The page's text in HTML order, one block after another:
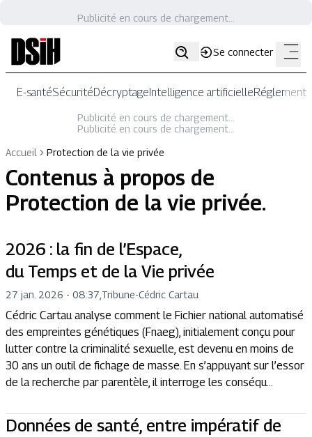
Publicité en cours de chargement...
Se connecter
E-santéSécuritéDécryptageIntelligence artificielle
Publicité en cours de chargement...
Publicité en cours de chargement...
Accueil
Protection de la vie privée
Contenus à propos de
Protection de la vie privée.
2026 : la fin de l’Espace,
du Temps et de la Vie privée
27 jan. 2026 - 08:37 Tribune-Cédric Cartau
Cédric Cartau analyse comment le Fichier national automatisé
des empreintes génétiques (Fnaeg), initialement conçu pour
lutter contre la criminalité sexuelle, est devenu en moins de
30 ans un outil de fichage de masse. En s’appuyant sur l’essor
de la recherche par parentèle, il interroge les conséqu...
Données de santé, entre impératif de